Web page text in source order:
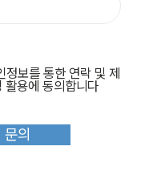
정보를 통한 연락 및 제
활용에 동의합니다
문의